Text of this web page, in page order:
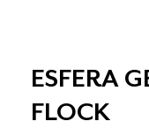
ESFERA
FLOCK